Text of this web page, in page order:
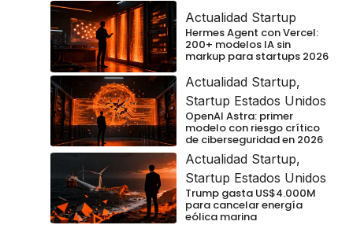
Actualidad Startup
Hermes Agent con Vercel:
200+ modelos IA sin
markup para startups 2026
Actualidad Startup,
Startup Estados Unidos
OpenAI Astra: primer
modelo con riesgo crítico
de ciberseguridad en 2026
Actualidad Startup,
Startup Estados Unidos
Trump gasta US$4.000M
para cancelar energía
eólica marina